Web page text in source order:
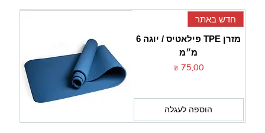
חדש באתר
מזרן TPE פילאטיס / יוגה 6
מ״מ
מחיר
הוספה לעגלה